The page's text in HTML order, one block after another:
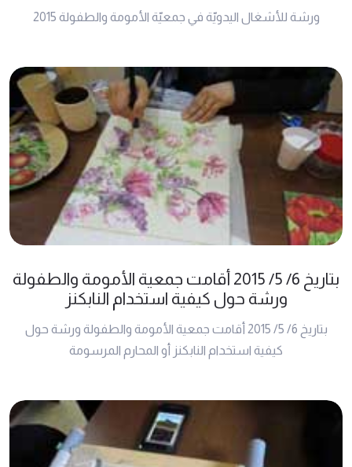
ورشة للأشغال اليدويّة في جمعيّة الأمومة والطفولة 2015
بتاريخ 6/ 5/ 2015 أقامت جمعية الأمومة والطفولة
ورشة حول كيفية استخدام النابكنز
بتاريخ 6/ 5/ 2015 أقامت جمعية الأمومة والطفولة ورشة حول
كيفية استخدام النابكنز أو المحارم المرسومة